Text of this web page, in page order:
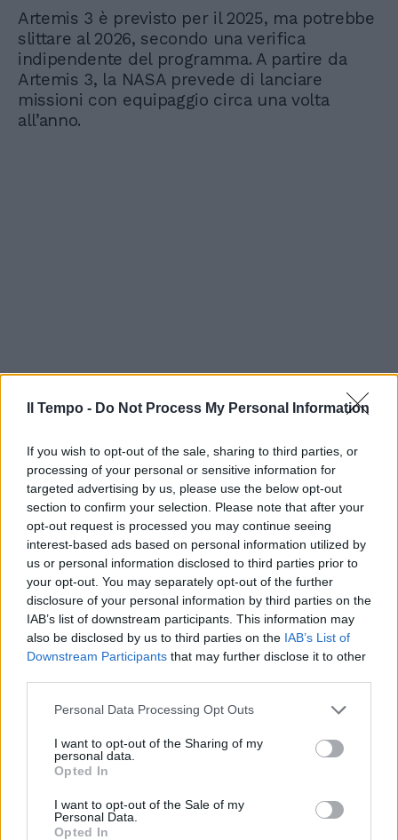
Il Tempo - Do Not Process My Personal Information
If you wish to opt-out of the sale, sharing to third parties, or
processing of your personal or sensitive information for
targeted advertising by us, please use the below opt-out
section to confirm your selection. Please note that after your
opt-out request is processed you may continue seeing
interest-based ads based on personal information utilized by
us or personal information disclosed to third parties prior to
your opt-out. You may separately opt-out of the further
disclosure of your personal information by third parties on the
IAB’s list of downstream participants. This information may
also be disclosed by us to third parties on the IAB’s List of
Downstream Participants that may further disclose it to other
Personal Data Processing Opt Outs
I want to opt-out of the Sharing of my
personal data.
Opted In
I want to opt-out of the Sale of my
Personal Data.
Opted In
Artemis 3 è previsto per il 2025, ma potrebbe
slittare al 2026, secondo una verifica
indipendente del programma. A partire da
Artemis 3, la NASA prevede di lanciare
missioni con equipaggio circa una volta
all’anno.